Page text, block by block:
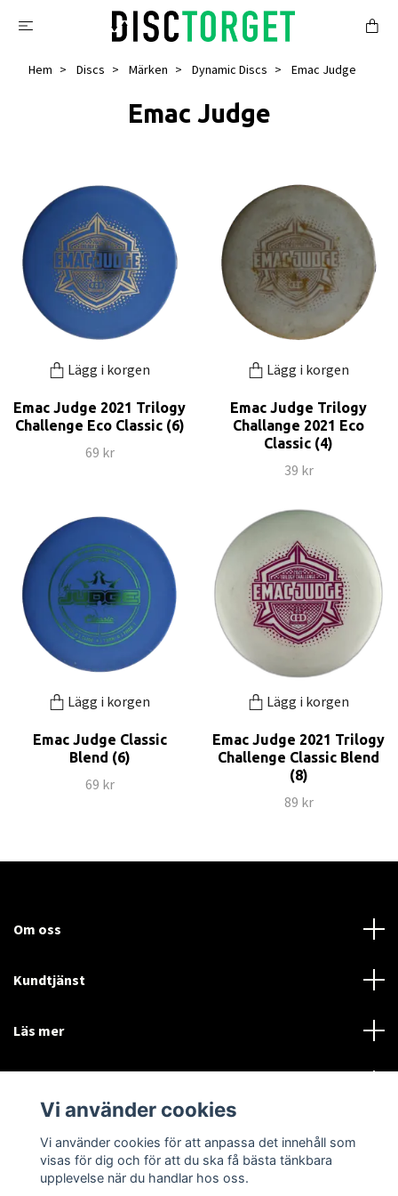
Hem Discs Märken Dynamic Discs Emac Judge
Emac Judge
Lägg i korgen
Emac Judge 2021 Trilogy
Challenge Eco Classic (6)
69 kr
Lägg i korgen
Emac Judge Trilogy
Challange 2021 Eco
Classic (4)
39 kr
Lägg i korgen
Emac Judge Classic
Blend (6)
69 kr
Lägg i korgen
Emac Judge 2021 Trilogy
Challenge Classic Blend
(8)
89 kr
Om oss
Kundtjänst
Läs mer
Language
Currency
SEK
Vi använder cookies
Vi använder cookies för att anpassa det innehåll som
visas för dig och för att du ska få bästa tänkbara
upplevelse när du handlar hos oss.